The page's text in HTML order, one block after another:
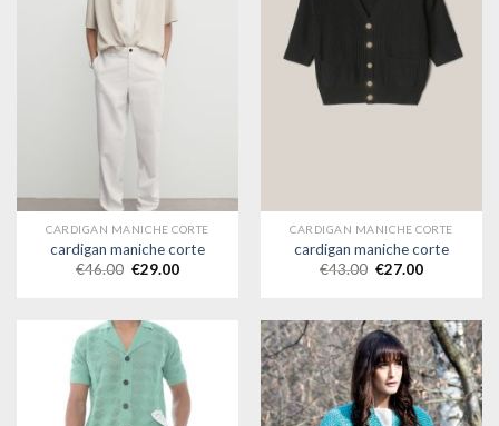
CARDIGAN MANICHE CORTE
cardigan maniche corte
€46.00 €29.00
CARDIGAN MANICHE CORTE
cardigan maniche corte
€43.00 €27.00